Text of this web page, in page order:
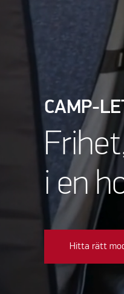
CAMP-
i en
Hitta rätt